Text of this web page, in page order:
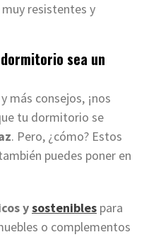
resistentes y
sea un
más consejos, ¡nos
tu dormitorio se
. Pero, ¿cómo? Estos
puedes poner en
ysostenibles para
o complementos